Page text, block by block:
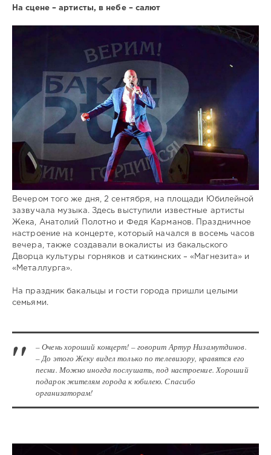
На сцене – артисты, в небе – салют
Вечером того же дня, 2 сентября, на площади Юбилейной
зазвучала музыка. Здесь выступили известные артисты
Жека, Анатолий Полотно и Федя Карманов. Праздничное
настроение на концерте, который начался в восемь часов
вечера, также создавали вокалисты из бакальского
Дворца культуры горняков и саткинских – «Магнезита» и
«Металлурга».
На праздник бакальцы и гости города пришли целыми
семьями.
– Очень хороший концерт! – говорит Артур Низамутдинов.
– До этого Жеку видел только по телевизору, нравятся его
песни. Можно иногда послушать, под настроение. Хороший
подарок жителям города к юбилею. Спасибо
организаторам!